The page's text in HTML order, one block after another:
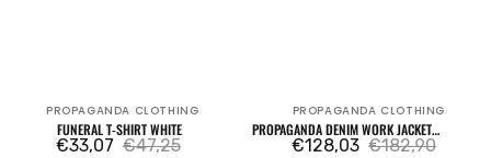
Verkäufer:
PROPAGANDA CLOTHING
FUNERAL T-SHIRT WHITE
€33,07 €47,25
Verkäufer:
PROPAGANDA CLOTHING
PROPAGANDA DENIM WORK JACKET
MATADOR€128,03 €182,90